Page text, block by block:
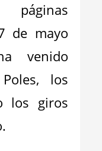
páginas
de mayo
venido
los
los giros